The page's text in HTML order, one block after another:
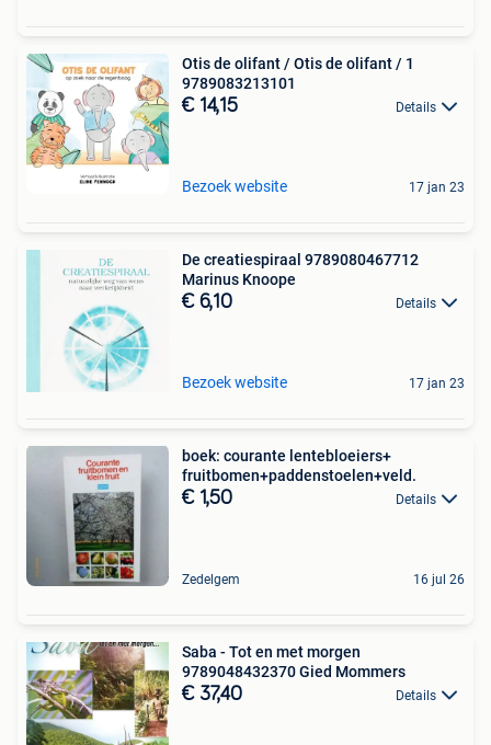
Otis de olifant / Otis de olifant / 1
9789083213101
€ 14,15 Details
Bezoek website 17 jan 23
De creatiespiraal 9789080467712
Marinus Knoope
€ 6,10 Details
Bezoek website 17 jan 23
boek: courante lentebloeiers+
fruitbomen+paddenstoelen+veld.
€ 1,50 Details
Zedelgem 16 jul 26
Saba - Tot en met morgen
9789048432370 Gied Mommers
€ 37,40 Details